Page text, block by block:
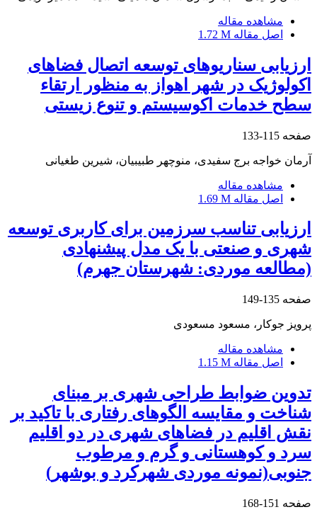
مشاهده مقاله
اصل مقاله 1.72 M
ارزیابی سناریوهای توسعه اتصال فضاهای
اکولوژیک در شهر اهواز به منظور ارتقاء
سطح خدمات اکوسیستم و تنوع زیستی
صفحه 115-133
آرمان خواجه برج سفیدی، منوچهر طبیبیان، شیرین طغیانی
مشاهده مقاله
اصل مقاله 1.69 M
ارزیابی تناسب سرزمین برای کاربری توسعه
شهری و صنعتی با یک مدل پیشنهادی
(مطالعه موردی: شهرستان جهرم)
صفحه 135-149
پرویز جوکار، مسعود مسعودی
مشاهده مقاله
اصل مقاله 1.15 M
تدوین ضوابط طراحی شهری بر مبنای
شناخت و مقایسه الگوهای رفتاری با تاکید بر
نقش اقلیم در فضاهای شهری در دو اقلیم
سرد و کوهستانی و گرم و مرطوب
جنوبی(نمونه موردی شهرکرد و بوشهر)
صفحه 151-168